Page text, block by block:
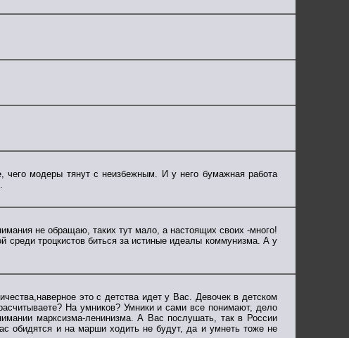
чего модеры тянут с неизбежным. И у него бумажная работа
не обращаю, таких тут мало, а настоящих своих -много!
троцкистов биться за истиные идеалы коммунизма. А у
это с детства идет у Вас. Девочек в детском
На умников? Умники и сами все понимают, дело
марксизма-ленинизма. А Вас послушать, так в России
обидятся и на марши ходить не будут, да и умнеть тоже не